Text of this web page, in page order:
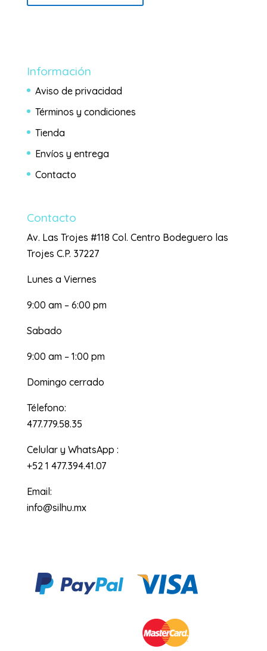
Información
Aviso de privacidad
Términos y condiciones
Tienda
Envíos y entrega
Contacto
Contacto
Av. Las Trojes #118 Col. Centro Bodeguero las
Trojes C.P. 37227
Lunes a Viernes
9:00 am – 6:00 pm
Sabado
9:00 am – 1:00 pm
Domingo cerrado
Télefono:
477.779.58.35
Celular y WhatsApp :
+52 1 477.394.41.07
Email:
info@silhu.mx